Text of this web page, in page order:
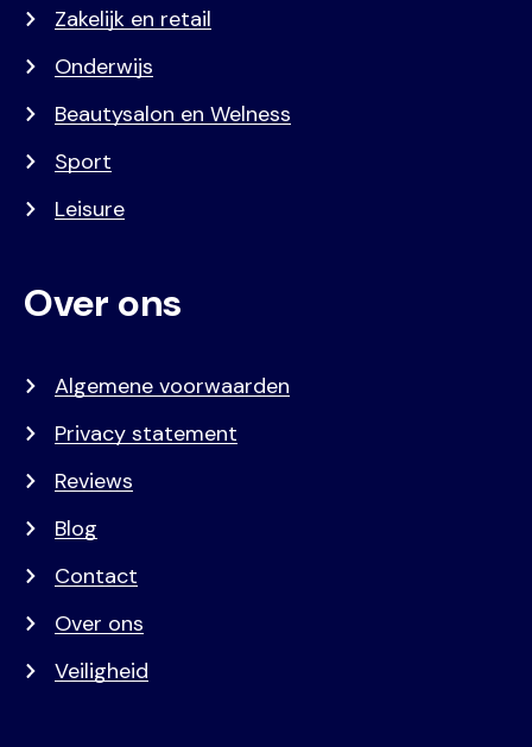
Zakelijk en retail
Onderwijs
Beautysalon en Welness
Sport
Leisure
Over ons
Algemene voorwaarden
Privacy statement
Reviews
Blog
Contact
Over ons
Veiligheid